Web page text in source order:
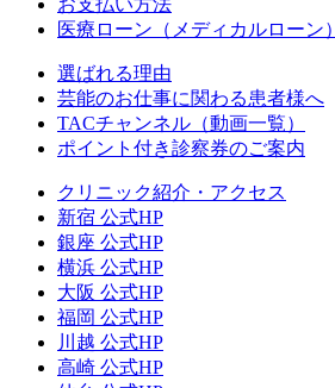
お支払い方法
医療ローン（メディカルローン）
選ばれる理由
芸能のお仕事に関わる患者様へ
TACチャンネル（動画一覧）
ポイント付き診察券のご案内
クリニック紹介・アクセス
新宿 公式HP
銀座 公式HP
横浜 公式HP
大阪 公式HP
福岡 公式HP
川越 公式HP
高崎 公式HP